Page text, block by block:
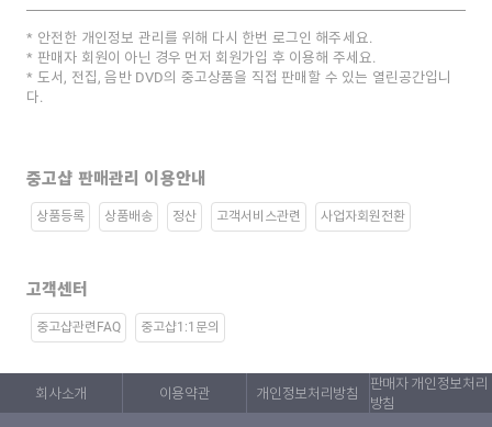
안전한 개인정보 관리를 위해 다시 한번 로그인 해주세요.
판매자 회원이 아닌 경우 먼저 회원가입 후 이용해 주세요.
도서, 전집, 음반 DVD의 중고상품을 직접 판매할 수 있는 열린공간입니
다.
중고샵 판매관리 이용안내
상품등록 상품배송 정산 고객서비스관련 사업자회원전환
고객센터
중고샵관련FAQ 중고샵1:1문의
회사소개 이용약관 개인정보처리방침
판매자 개인정보처리
방침